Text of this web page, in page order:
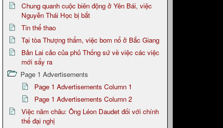
Chung quanh cuộc biên động ở Yên Bái, việc
Nguyễn Thái Học bị bắt
Tin thể thao
Tại tòa Thượng thẩm, việc bom nổ ở Bắc Giang
Bản Lai cảo của phủ Thống sứ về việc các việc
mới sẩy ra
Page 1 Advertisements
Page 1 Advertisements Column 1
Page 1 Advertisements Column 2
Việc năm châu: Ông Léon Daudet đối với chính
thể đại nghị